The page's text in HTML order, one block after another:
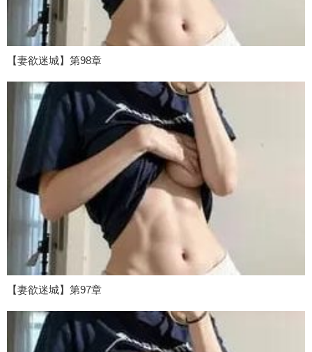
【妻欲迷城】第98章
【妻欲迷城】第97章